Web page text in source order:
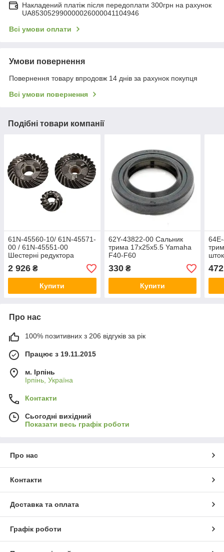
Накладений платіж після передоплати 300грн на рахунок
UA853052990000026000041104946
Всі умови оплати
Умови повернення
Повернення товару впродовж 14 днів за рахунок покупця
Всі умови повернення
Подібні товари компанії
61N-45560-10/ 61N-45571-
00 / 61N-45551-00
Шестерні редуктора
(комплект) Yamaha
25B/30G/30H/F20A/F25A/F25A/F25C
2 926 ₴
Купити
62Y-43822-00 Сальник
трима 17x25x5.5 Yamaha
F40-F60
330₴
Купити
472
Про нас
100% позитивних з 206 відгуків за рік
Працює з 19.11.2015
м. Ірпінь
Ірпінь, Україна
Контакти
Сьогодні вихідний
Показати весь графік роботи
Про нас
Контакти
Доставка та оплата
Графік роботи